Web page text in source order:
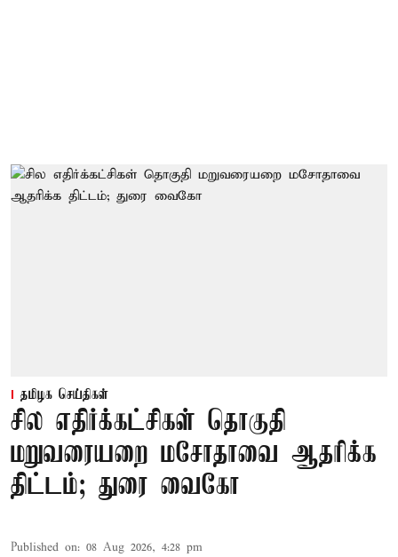
தமிழக செய்திகள்
சில எதிர்க்கட்சிகள் தொகுதி
மறுவரையறை மசோதாவை ஆதரிக்க
திட்டம்; துரை வைகோ
Published on: 08 Aug 2026, 4:28 pm